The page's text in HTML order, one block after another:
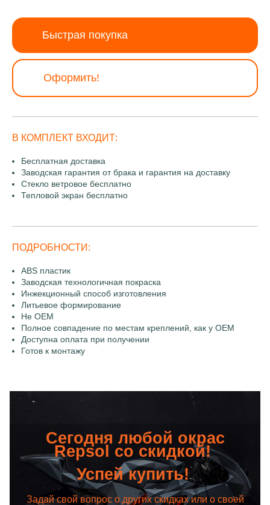
Быстрая покупка
Оформить!
В КОМПЛЕКТ ВХОДИТ:
Бесплатная доставка
Заводская гарантия от брака и гарантия на доставку
Стекло ветровое бесплатно
Тепловой экран бесплатно
ПОДРОБНОСТИ:
ABS пластик
Заводская технологичная покраска
Инжекционный способ изготовления
Литьевое формирование
Не OEM
Полное совпадение по местам креплений, как у OEM
Доступна оплата при получении
Готов к монтажу
Сегодня любой окрас
Repsol со скидкой!
Успей купить!
Задай свой вопрос о других скидках или о своей